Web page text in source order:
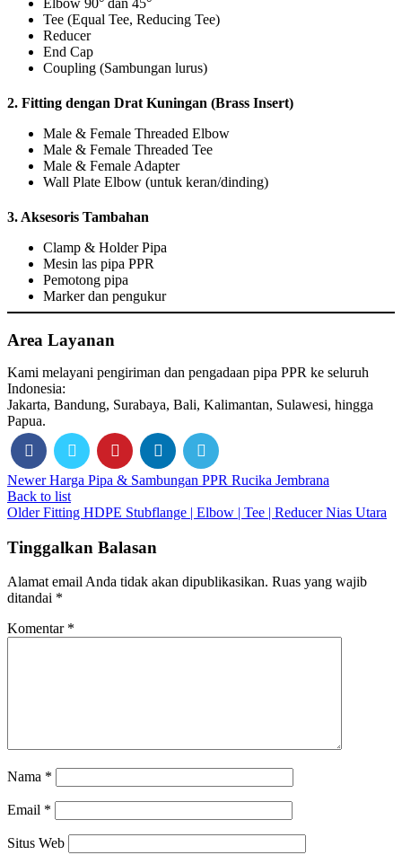
Tee (Equal Tee, Reducing Tee)
Reducer
End Cap
Coupling (Sambungan lurus)
2. Fitting dengan Drat Kuningan (Brass Insert)
Male & Female Threaded Elbow
Male & Female Threaded Tee
Male & Female Adapter
Wall Plate Elbow (untuk keran/dinding)
3. Aksesoris Tambahan
Clamp & Holder Pipa
Mesin las pipa PPR
Pemotong pipa
Marker dan pengukur
Area Layanan
Kami melayani pengiriman dan pengadaan pipa PPR ke seluruh
Indonesia:
Jakarta, Bandung, Surabaya, Bali, Kalimantan, Sulawesi, hingga
Papua.
Newer Harga Pipa & Sambungan PPR Rucika Jembrana
Back to list
Older Fitting HDPE Stubflange | Elbow | Tee | Reducer Nias Utara
Tinggalkan Balasan
Alamat email Anda tidak akan dipublikasikan. Ruas yang wajib
ditandai *
Komentar *
Nama *
Email *
Situs Web